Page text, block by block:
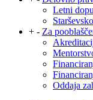
Letni
+ - Za
Oddaja